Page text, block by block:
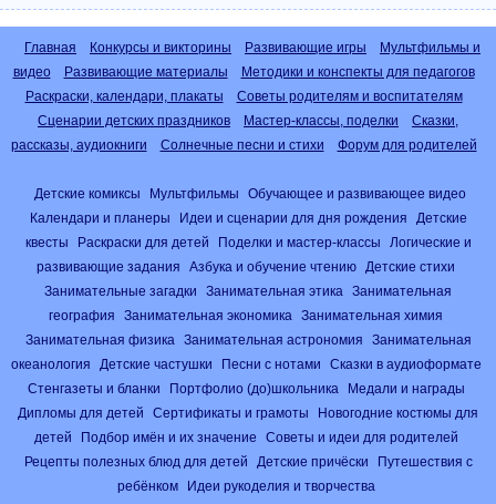
Главная Конкурсы и викторины Развивающие игры
Мультфильмы и
видео
Развивающие материалы
Методики и конспекты для педагогов
Раскраски, календари, плакаты
Советы родителям и воспитателям
Сценарии детских праздников
Мастер-классы, поделки
Сказки,
рассказы, аудиокниги
Солнечные песни и стихи Форум для родителей
Детские комиксы Мультфильмы
Обучающее и развивающее видео
Календари и планеры
Идеи и сценарии для дня рождения
Детские
квесты
Раскраски для детей Поделки и мастер-классы
Логические и
развивающие задания
Азбука и обучение чтению
Детские стихи
Занимательные загадки
Занимательная этика
Занимательная
география
Занимательная экономика
Занимательная химия
Занимательная физика
Занимательная астрономия
Занимательная
океанология
Детские частушки Песни с нотами
Сказки в аудиоформате
Стенгазеты и бланки
Портфолио (до)школьника
Медали и награды
Дипломы для детей
Сертификаты и грамоты
Новогодние костюмы для
детей
Подбор имён и их значение
Советы и идеи для родителей
Рецепты полезных блюд для детей
Детские причёски
Путешествия с
ребёнком
Идеи рукоделия и творчества